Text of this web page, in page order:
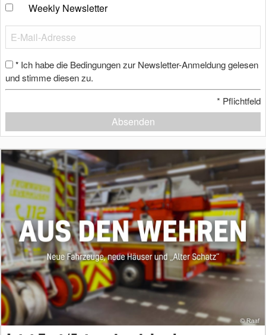
Weekly Newsletter
* Ich habe die Bedingungen zur Newsletter-Anmeldung gelesen
und stimme diesen zu.
* Pflichtfeld
Absenden